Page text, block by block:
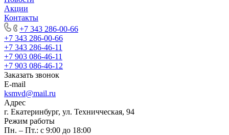
Акции
Контакты
+7 343 286-00-66
+7 343 286-00-66
+7 343 286-46-11
+7 903 086-46-11
+7 903 086-46-12
Заказать звонок
E-mail
ksmvd@mail.ru
Адрес
г. Екатеринбург, ул. Техничческая, 94
Режим работы
Пн. – Пт.: с 9:00 до 18:00